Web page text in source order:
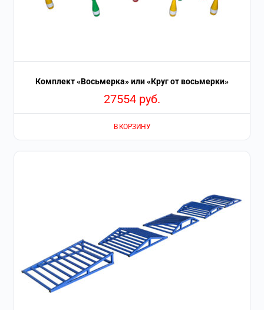
Комплект «Восьмерка» или «Круг от восьмерки»
27554 руб.
В КОРЗИНУ